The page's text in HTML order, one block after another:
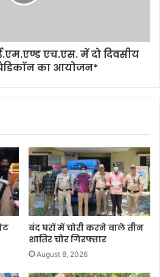
एच.एस. में दो दिवसीय
पैडिकाॅन का आयोजन*
बंद घरों में चोरी करने वाले तीन
शातिर चोर गिरफ्तार
August 8, 2026